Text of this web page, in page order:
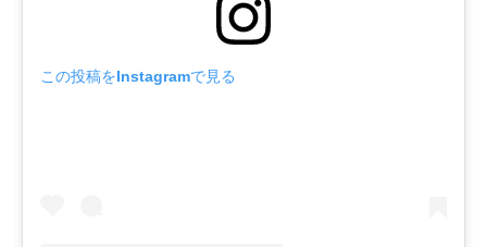
この投稿をInstagramで見る